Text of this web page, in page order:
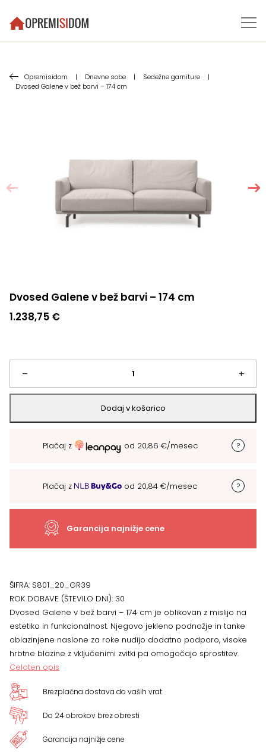
Opremisidom | Dnevne sobe | Sedežne garniture
|
Dvosed Galene v bež barvi – 174 cm
Dvosed Galene v bež barvi – 174 cm
1.238,75 €
–
Dvosed
Galene
v
cm
+
Dodaj v košarico
Plačaj z od 20,86 €/mesec
Plačaj z od 20,84 €/mesec
Garancija najnižje cene
ŠIFRA: S801_20_GR39
ROK DOBAVE (ŠTEVILO DNI): 30
Dvosed Galene v bež barvi – 174 cm je oblikovan z mislijo na
estetiko in funkcionalnost. Njegovo jekleno podnožje in tanke
oblazinjene naslone za roke nudijo dodatno podporo, visoke
hrbtne blazine z vključenimi zvitki pa omogočajo sprostitev.
Celoten opis
Brezplačna dostava do vaših vrat
Do 24 obrokov brez obresti
Garancija najnižje cene